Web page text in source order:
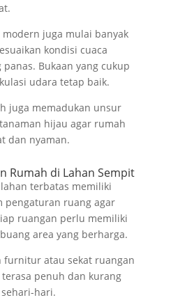
juga mulai banyak
kondisi cuaca
Bukaan yang cukup
udara tetap baik.
juga memadukan unsur
hijau agar rumah
dan nyaman.
Rumah di Lahan Sempit
terbatas memiliki
pengaturan ruang agar
ruangan perlu memiliki
area yang berharga.
furnitur atau sekat ruangan
penuh dan kurang
hari.